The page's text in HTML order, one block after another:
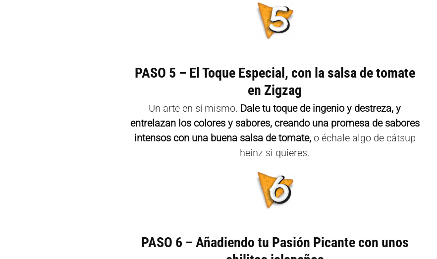
PASO 5 – El Toque Especial, con la salsa de tomate
en Zigzag
Un arte en sí mismo. Dale tu toque de ingenio y destreza, y
entrelazan los colores y sabores, creando una promesa de sabores
intensos con una buena salsa de tomate,o échale algo de cátsup
heinz si quieres.
PASO 6 – Añadiendo tu Pasión Picante con unos